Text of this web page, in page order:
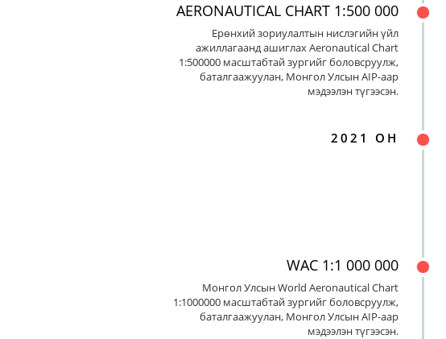
AERONAUTICAL CHART 1:500 000
Ерөнхий зориулалтын нислэгийн үйл
ажиллагаанд ашиглах Aeronautical Chart
1:500000 масштабтай зургийг боловсруулж,
баталгаажуулан, Монгол Улсын AIP-аар
мэдээлэн түгээсэн.
2021 ОН
WAC 1:1 000 000
Монгол Улсын World Aeronautical Chart
1:1000000 масштабтай зургийг боловсруулж,
баталгаажуулан, Монгол Улсын AIP-аар
мэдээлэн түгээсэн.